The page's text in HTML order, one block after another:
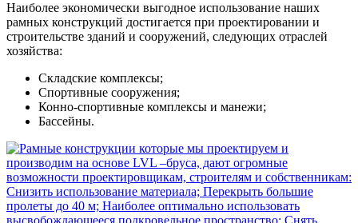
Наиболее экономически выгодное использование наших
рамных конструкций достигается при проектировании и
строительстве зданий и сооружений, следующих отраслей
хозяйства:
Складские комплексы;
Спортивные сооружения;
Конно-спортивные комплексы и манежи;
Бассейны.